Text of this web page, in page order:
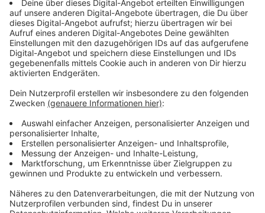
Gymnasium Wilnsdorf, dem Gymnasium Stift Keppel,
dem Peter-Paul-Rubens-Gymnasium und vom
Städtischen Gymnasium Kreuztal. Die
Samstagsakademie will motivierten Schülern die
Chance bieten, sich mit wirtschaftlichen Themen zu
beschäftigen und Grundlagen für die eigene
Berufswahl zu erarbeiten, so Dagmar Gierse von der
IHK Siegen. An insgesamt 18 Samstagen können die
Teilnehmer in einem Mix aus Theorie und Praxis zum
Beispiel die Grundlagen wirtschaftlichen Handelns
kennenlernen.
Anzeige